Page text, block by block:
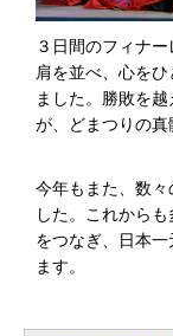
３日間のフィナ
肩を並べ、心を
ました。勝敗を
が、どまつりの真
今年もまた、数
した。これから
をつなぎ、日本
ます。